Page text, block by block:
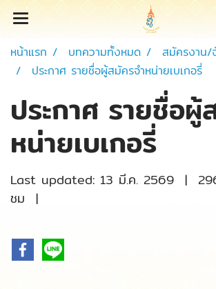
หน้าแรก บทความทั้งหมด
สมัครงาน/
ประกาศ รายชื่อผู้สมัครจำหน่ายเบเกอรี่
ประกาศ รายชื่อผู้
หน่ายเบเกอรี่
Last updated: 13 มี.ค. 2569 |
ชม |